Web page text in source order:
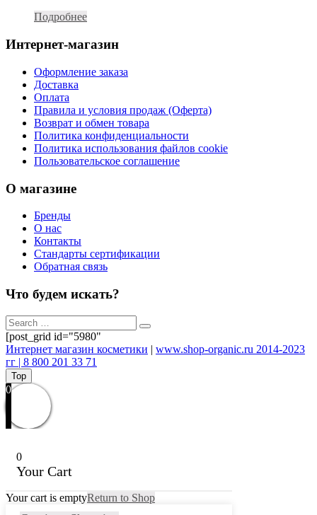
Подробнее
Интернет-магазин
Оформление заказа
Доставка
Оплата
Правила и условия продаж (Оферта)
Возврат и обмен товара
Политика конфиденциальности
Политика использования файлов cookie
Пользовательское соглашение
О магазине
Бренды
О нас
Контакты
Стандарты сертификации
Обратная связь
Что будем искать?
[post_grid id="5980"
Интернет магазин косметики | www.shop-organic.ru 2014-2023
гг | 8 800 201 33 71
Top
0
0
Your Cart
Your cart is emptyReturn to Shop